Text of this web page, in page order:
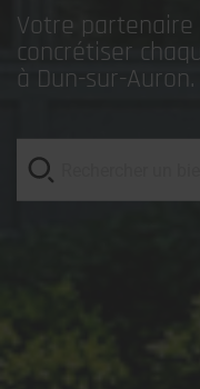
Votre partenaire
concrétiser
à Dun-sur-Auron.